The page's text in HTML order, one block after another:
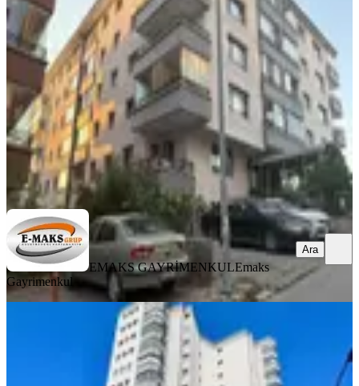
Çankaya, Karapınar Mahallesi
3+1
·115 m²· Yüksek giriş · 04.08.2026
6.450.000 ₺
EMAKS GAYRİMENKULEmaks Gayrimenkul
Ara
EMAKS GAYRİMENKULEmaks
Gayrimenkul
Ara
Turyap'tan Çiğdem'de 3+1 Katta
Muhteşem Manzaralı Satılık Daire
Çankaya, Çiğdem Mahallesi